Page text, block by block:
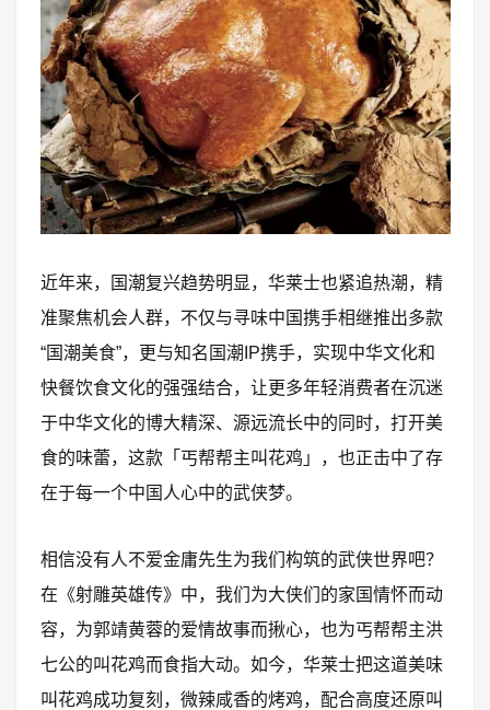
近年来，国潮复兴趋势明显，华莱士也紧追热潮，精
准聚焦机会人群，不仅与寻味中国携手相继推出多款
“国潮美食”，更与知名国潮IP携手，实现中华文化和
快餐饮食文化的强强结合，让更多年轻消费者在沉迷
于中华文化的博大精深、源远流长中的同时，打开美
食的味蕾，这款「丐帮帮主叫花鸡」，也正击中了存
在于每一个中国人心中的武侠梦。
相信没有人不爱金庸先生为我们构筑的武侠世界吧？
在《射雕英雄传》中，我们为大侠们的家国情怀而动
容，为郭靖黄蓉的爱情故事而揪心，也为丐帮帮主洪
七公的叫花鸡而食指大动。如今，华莱士把这道美味
叫花鸡成功复刻，微辣咸香的烤鸡，配合高度还原叫